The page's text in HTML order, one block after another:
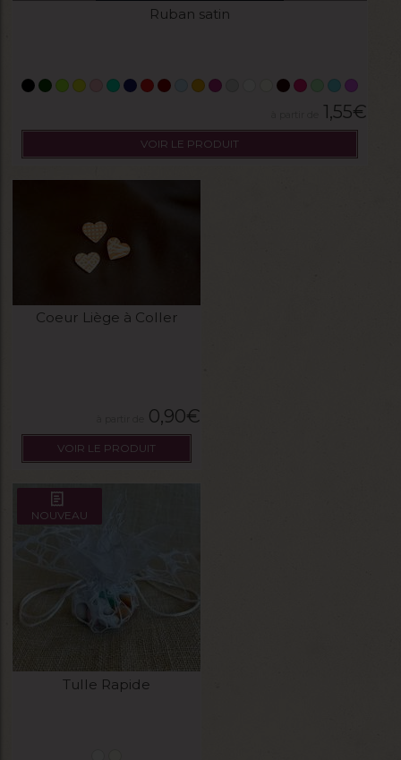
Ruban satin
1,55€
VOIR LE PRODUIT
Coeur Liège à Coller
0,90€
VOIR LE PRODUIT
NOUVEAU
Tulle Rapide